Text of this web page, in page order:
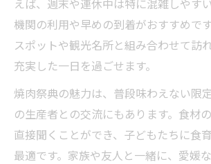
機関の利用や早めの到着がおすすめで
スポットや観光名所と組み合わせて訪
充実した一日を過ごせます。
焼肉祭典の魅力は、普段味わえない限
の生産者との交流にもあります。食材
直接聞くことができ、子どもたちに食
最適です。家族や友人と一緒に、愛媛